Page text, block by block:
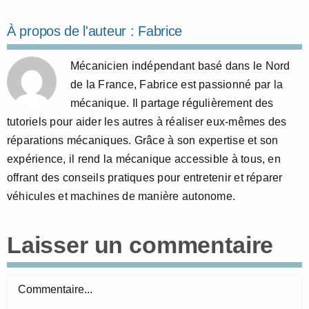
À propos de l'auteur : Fabrice
Mécanicien indépendant basé dans le Nord
de la France, Fabrice est passionné par la
mécanique. Il partage régulièrement des
tutoriels pour aider les autres à réaliser eux-mêmes des
réparations mécaniques. Grâce à son expertise et son
expérience, il rend la mécanique accessible à tous, en
offrant des conseils pratiques pour entretenir et réparer
véhicules et machines de manière autonome.
Laisser un commentaire
Commentaire